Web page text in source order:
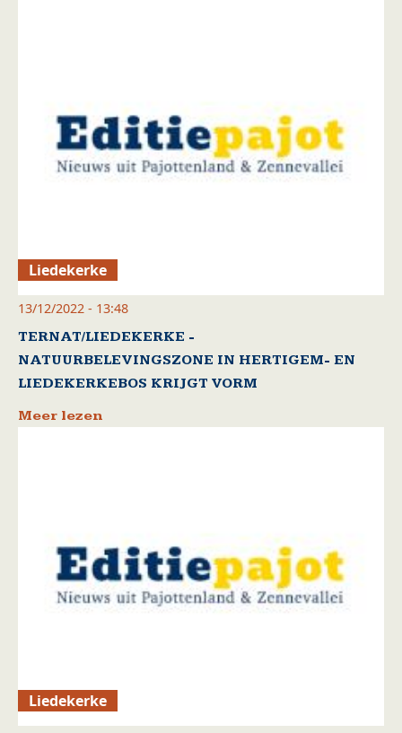
Liedekerke
13/12/2022 - 13:48
TERNAT/LIEDEKERKE -
NATUURBELEVINGSZONE IN HERTIGEM- EN
LIEDEKERKEBOS KRIJGT VORM
Meer lezen
Liedekerke